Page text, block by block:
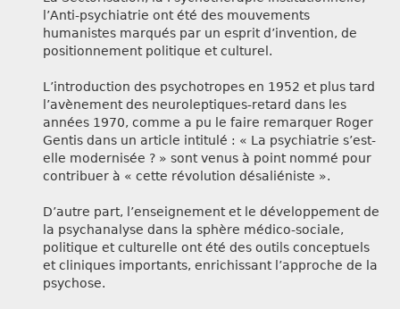
l’Anti-psychiatrie ont été des mouvements
humanistes marqués par un esprit d’invention, de
positionnement politique et culturel.
L’introduction des psychotropes en 1952 et plus tard
l’avènement des neuroleptiques-retard dans les
années 1970, comme a pu le faire remarquer Roger
Gentis dans un article intitulé : « La psychiatrie s’est-
elle modernisée ? » sont venus à point nommé pour
contribuer à « cette révolution désaliéniste ».
D’autre part, l’enseignement et le développement de
la psychanalyse dans la sphère médico-sociale,
politique et culturelle ont été des outils conceptuels
et cliniques importants, enrichissant l’approche de la
psychose.